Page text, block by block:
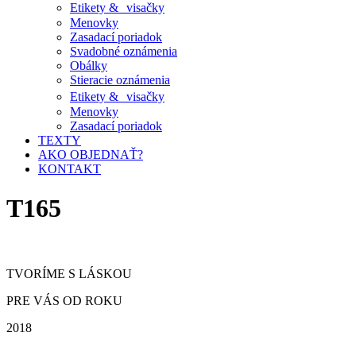
Etikety & visačky
Menovky
Zasadací poriadok
Svadobné oznámenia
Obálky
Stieracie oznámenia
Etikety & visačky
Menovky
Zasadací poriadok
TEXTY
AKO OBJEDNAŤ?
KONTAKT
T165
TVORÍME S LÁSKOU
PRE VÁS OD ROKU
2018